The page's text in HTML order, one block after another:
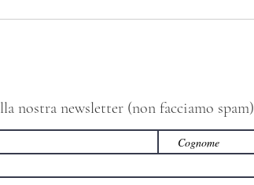
nostra newsletter (non facciamo spam)